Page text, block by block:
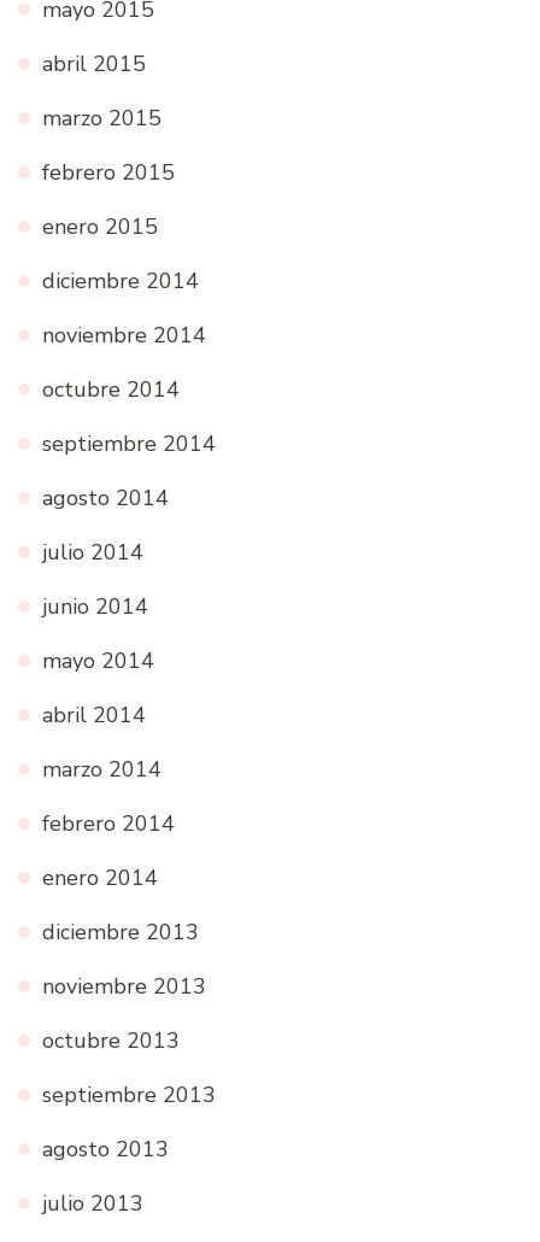
mayo 2015
abril 2015
marzo 2015
febrero 2015
enero 2015
diciembre 2014
noviembre 2014
octubre 2014
septiembre 2014
agosto 2014
julio 2014
junio 2014
mayo 2014
abril 2014
marzo 2014
febrero 2014
enero 2014
diciembre 2013
noviembre 2013
octubre 2013
septiembre 2013
agosto 2013
julio 2013